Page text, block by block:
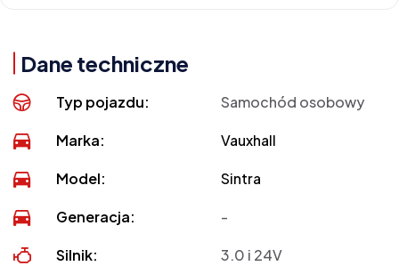
Dane techniczne
Typ pojazdu: Samochód osobowy
Marka: Vauxhall
Model: Sintra
Generacja: -
Silnik: 3.0 i 24V